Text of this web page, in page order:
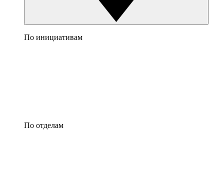
По инициативам
По отделам